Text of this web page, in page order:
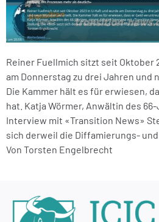
Reiner Fuellmich sitzt seit Oktober
am Donnerstag zu drei Jahren und
Die Kammer hält es für erwiesen,
hat. Katja Wörmer, Anwältin des
Interview mit «Transition News»
sich derweil die Diffamierungs-
Von Torsten Engelbrecht